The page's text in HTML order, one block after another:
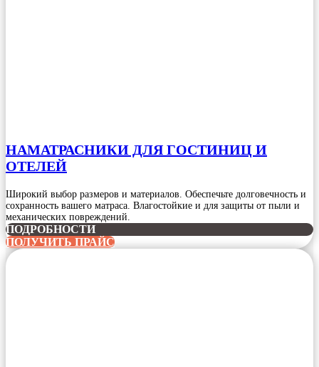
НАМАТРАСНИКИ ДЛЯ ГОСТИНИЦ И
ОТЕЛЕЙ
Широкий выбор размеров и материалов. Обеспечьте долговечность и
сохранность вашего матраса. Влагостойкие и для защиты от пыли и
механических повреждений.
ПОДРОБНОСТИ
ПОЛУЧИТЬ ПРАЙС